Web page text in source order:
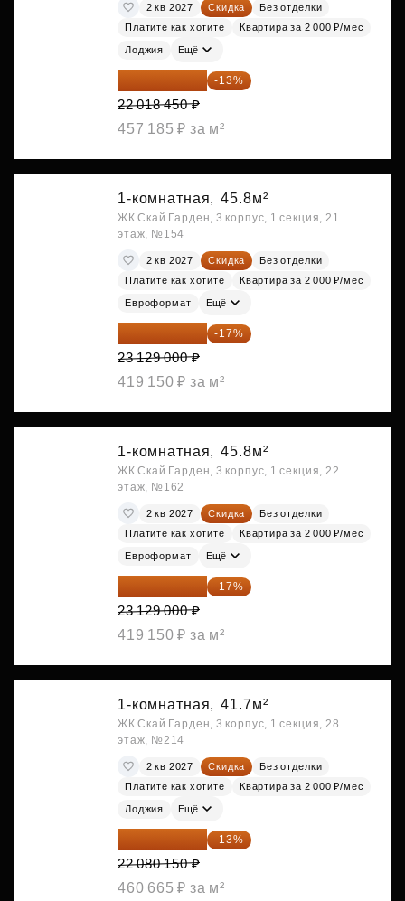
2 кв 2027 Скидка
Без отделки
Платите как хотите
Квартира за 2 000 ₽/мес
Лоджия Ещё
19 156 052 ₽ -13%
22 018 450 ₽
457 185 ₽ за м²
1-комнатная, 45.8м²
ЖК Скай Гарден, 3 корпус, 1 секция, 21
этаж, №154
2 кв 2027 Скидка
Без отделки
Платите как хотите
Квартира за 2 000 ₽/мес
Евроформат Ещё
19 197 070 ₽ -17%
23 129 000 ₽
419 150 ₽ за м²
1-комнатная, 45.8м²
ЖК Скай Гарден, 3 корпус, 1 секция, 22
этаж, №162
2 кв 2027 Скидка
Без отделки
Платите как хотите
Квартира за 2 000 ₽/мес
Евроформат Ещё
19 197 070 ₽ -17%
23 129 000 ₽
419 150 ₽ за м²
1-комнатная, 41.7м²
ЖК Скай Гарден, 3 корпус, 1 секция, 28
этаж, №214
2 кв 2027 Скидка
Без отделки
Платите как хотите
Квартира за 2 000 ₽/мес
Лоджия Ещё
19 209 731 ₽ -13%
22 080 150 ₽
460 665 ₽ за м²